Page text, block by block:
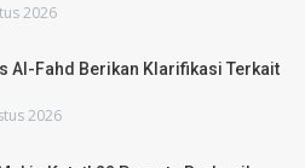
2026
Al-Fahd Berikan Klarifikasi Terkait
2026